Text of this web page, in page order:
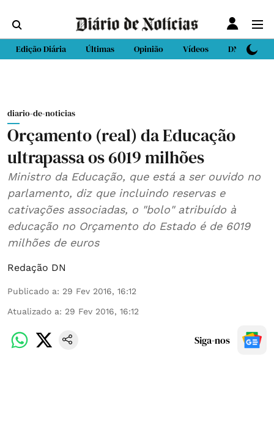
Edição Diária Últimas Opinião Vídeos DN Sport
diario-de-noticias
Orçamento (real) da Educação
ultrapassa os 6019 milhões
Ministro da Educação, que está a ser ouvido no
parlamento, diz que incluindo reservas e
cativações associadas, o "bolo" atribuído à
educação no Orçamento do Estado é de 6019
milhões de euros
Redação DN
Publicado a: 29 Fev 2016, 16:12
Atualizado a: 29 Fev 2016, 16:12
Siga-nos